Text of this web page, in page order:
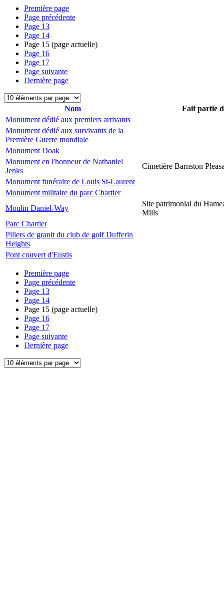
Première page
Page précédente
Page 13
Page 14
Page 15 (page actuelle)
Page 16
Page 17
Page suivante
Dernière page
Nom
Fait partie
Monument dédié aux premiers arrivants
Monument dédié aux survivants de la
Première Guerre mondiale
Monument Doak
Monument en l'honneur de Nathaniel
Jenks
Cimetière Barnston
Monument funéraire de Louis St-Laurent
Monument militaire du parc Chartier
Moulin Daniel-Way
Site patrimonial du
Mills
Parc Chartier
Piliers de granit du club de golf Dufferin
Heights
Pont couvert d'Eustis
Première page
Page précédente
Page 13
Page 14
Page 15 (page actuelle)
Page 16
Page 17
Page suivante
Dernière page